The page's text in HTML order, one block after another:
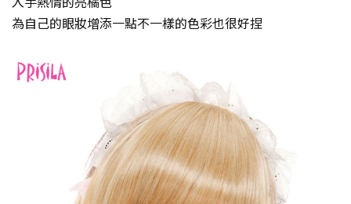
為自己的眼妝增添一點不一樣的色彩也很好捏